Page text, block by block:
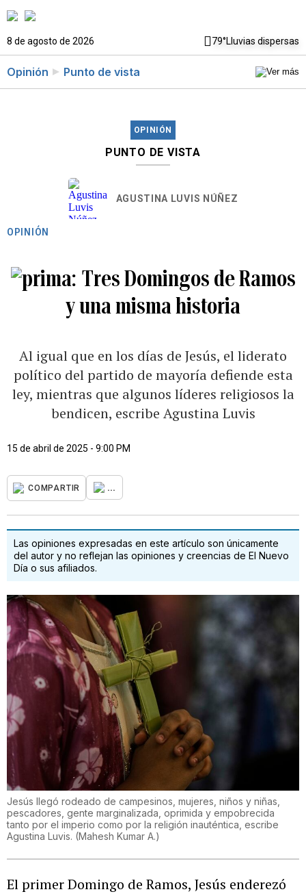
8 de agosto de 2026 79°Lluvias dispersas
Opinión Punto de vista
OPINIÓN
PUNTO DE VISTA
AGUSTINA LUVIS NÚÑEZ
OPINIÓN
Tres Domingos de Ramos
y una misma historia
Al igual que en los días de Jesús, el liderato
político del partido de mayoría defiende esta
ley, mientras que algunos líderes religiosos la
bendicen, escribe Agustina Luvis
15 de abril de 2025 - 9:00 PM
COMPARTIR ...
Las opiniones expresadas en este artículo son únicamente
del autor y no reflejan las opiniones y creencias de El Nuevo
Día o sus afiliados.
Jesús llegó rodeado de campesinos, mujeres, niños y niñas,
pescadores, gente marginalizada, oprimida y empobrecida
tanto por el imperio como por la religión inauténtica, escribe
Agustina Luvis. (Mahesh Kumar A.)
El primer Domingo de Ramos, Jesús enderezó